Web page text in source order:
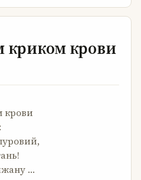
криком крови
криком крови
крови
…